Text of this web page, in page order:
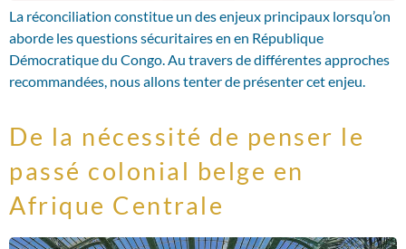
La réconciliation constitue un des enjeux principaux lorsqu’on
aborde les questions sécuritaires en en République
Démocratique du Congo. Au travers de différentes approches
recommandées, nous allons tenter de présenter cet enjeu.
De la nécessité de penser le
passé colonial belge en
Afrique Centrale